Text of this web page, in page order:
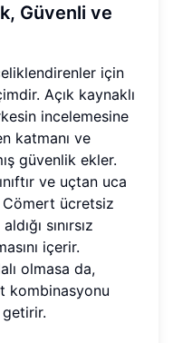
Güvenli ve
için
Açık kaynaklı
incelemesine
katmanı ve
güvenlik ekler.
ve uçtan uca
ücretsiz
sınırsız
içerir.
olmasa da,
kombinasyonu